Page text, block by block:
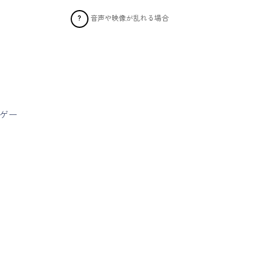
? 音声や映像が乱れる場合
ー